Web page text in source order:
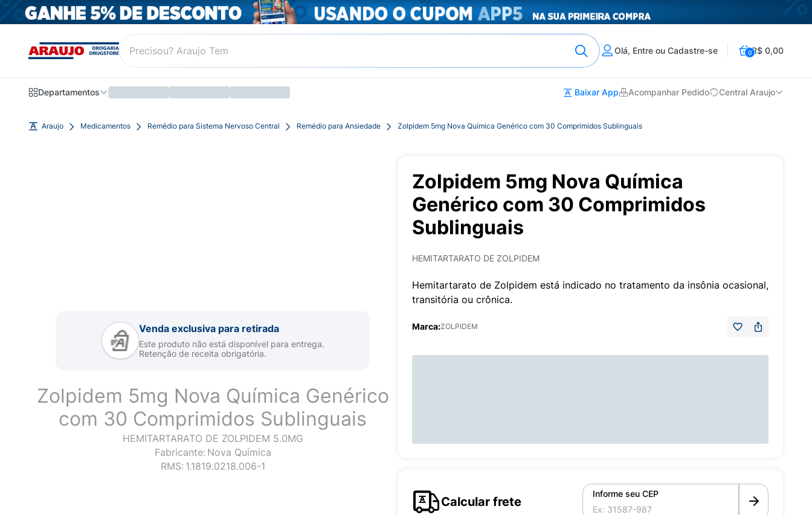
Olá, Entre ou Cadastre-se 0R$ 0,00
Departamentos Baixar App Acompanhar Pedido Central Araujo
Araujo Medicamentos Remédio para Sistema Nervoso Central Remédio para Ansiedade Zolpidem 5mg Nova Química Genérico com 30 Comprimidos Sublinguais
Venda exclusiva para retirada
Este produto não está disponível para entrega.
Retenção de receita obrigatória.
Zolpidem 5mg Nova Química Genérico
com 30 Comprimidos Sublinguais
HEMITARTARATO DE ZOLPIDEM 5.0MG
Fabricante: Nova Química
RMS: 1.1819.0218.006-1
Zolpidem 5mg Nova Química
Genérico com 30 Comprimidos
Sublinguais
HEMITARTARATO DE ZOLPIDEM
Hemitartarato de Zolpidem está indicado no tratamento da insônia ocasional,
transitória ou crônica.
Marca:ZOLPIDEM
Calcular frete
Informe seu CEP